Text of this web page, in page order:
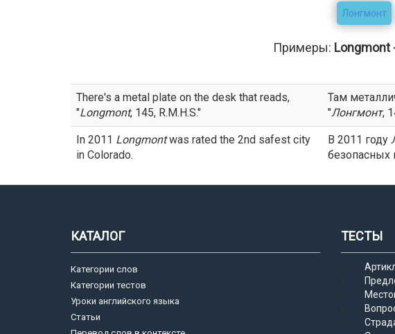
Лонгмонт
Примеры: Longmont
There's a metal plate on the desk that reads,
"Longmont, 145, R.M.H.S."
Там
"Лонгмонт,
In 2011 Longmontwas rated the 2nd safest city
in Colorado.
В 2011 году
безопасных
КАТАЛОГ
Категории слов
Категории тестов
Уроки английского языка
Статьи
ТЕСТЫ